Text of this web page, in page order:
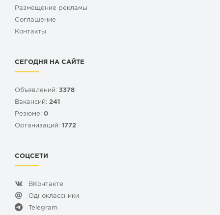
Размещение рекламы
Cоглашение
Контакты
СЕГОДНЯ НА САЙТЕ
Объявлений: 3378
Вакансий: 241
Резюме: 0
Организаций: 1772
СОЦСЕТИ
ВКонтакте
Одноклассники
Telegram